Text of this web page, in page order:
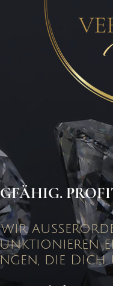
wir
e
die Dich